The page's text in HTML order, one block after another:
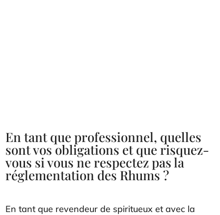
En tant que professionnel, quelles
sont vos obligations et que risquez-
vous si vous ne respectez pas la
réglementation des Rhums ?
En tant que revendeur de spiritueux et avec la